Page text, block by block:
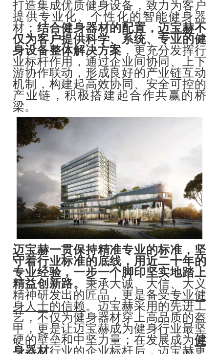
打造集成优质健身设备，致力为客户
提供专业化、个性化的智能健身器
材； 结合健身器材的配置，迈宝赫不
仅为客户提供科学、系统、专业的健
身设备整体解决方案 ，更充分发挥行
业标杆作用，通过企业间协同、上下
游协作联动，形成良好的产业链互动
机制，构建起高效协同、安全可控的
产业链，积极搭建起合作共赢的桥
梁。
迈宝赫一贯保持精准专业的标准，坚
守着行业标准的底线，用近二十年的
专业经验，一步一个脚印坚实地踏上
精益创新路。 秉承大诚、大信、大义
精神研发出的匠品，更是备受专业健
身人士的信赖。迈宝赫采用的先进工
艺，不仅为健身器材穿上高品质的盔
甲，更是让迈宝赫成为健身行业最坚
硬的壁垒和中坚力量；在发展成为健
身器材行业的企业标杆后，迈宝赫更